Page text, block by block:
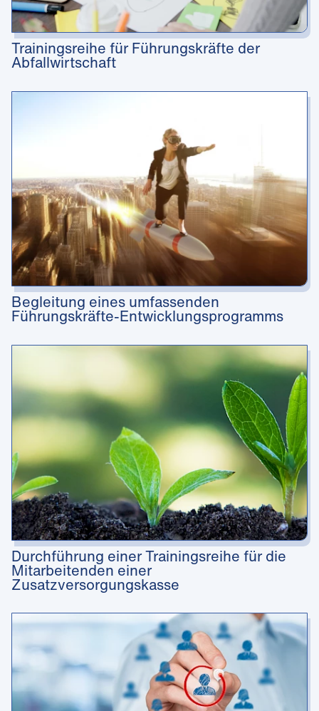
Trainingsreihe für Führungskräfte der
Abfallwirtschaft
Begleitung eines umfassenden
Führungskräfte-Entwicklungsprogramms
Durchführung einer Trainingsreihe für die
Mitarbeitenden einer
Zusatzversorgungskasse